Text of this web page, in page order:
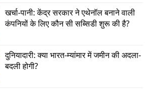
खर्चा-पानी: केंद्र सरकार ने एथेनॉल बनाने वाली
कंपनियों के लिए कौन सी सब्सिडी शुरू की है?
दुनियादारी: क्या भारत-म्यांमार में जमीन की अदला-
बदली होगी?